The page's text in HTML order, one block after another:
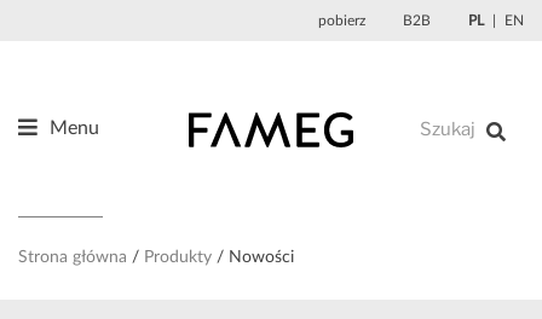
pobierz B2B PL EN
Menu
O nas
Projektanci
Strona główna Produkty Nowości